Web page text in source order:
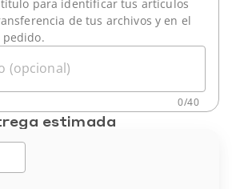
para identificar tus artículos
de tus archivos y en el
(opcional)
0/40
estimada